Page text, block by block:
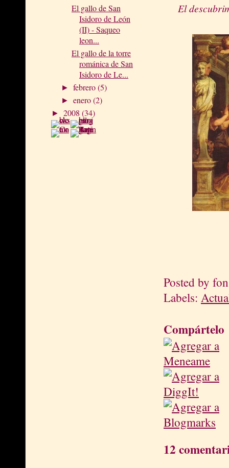
El gallo de San
Isidoro de León
(II) - Saqueo
leon...
El gallo de la torre
románica de San
Isidoro de Le...
►febrero(5)
►enero(2)
► 2008 (34)
El
Posted by
Labels:
Compártelo
12